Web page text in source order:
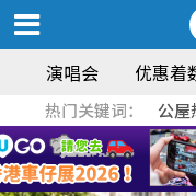
演唱会 优惠着
热门关键词： 公屋